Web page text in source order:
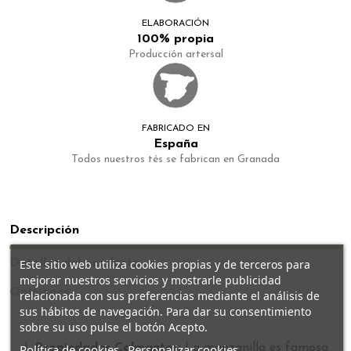
ELABORACIÓN
100% propia
Producción artersal
FABRICADO EN
España
Todos nuestros tés se fabrican en Granada
Descripción
Detalles del producto
Opiniones
Propiedades Calmantes:La manzanilla es famosa
Este sitio web utiliza cookies propias y de terceros para
mejorar nuestros servicios y mostrarle publicidad
relacionada con sus preferencias mediante el análisis de
sus hábitos de navegación. Para dar su consentimiento
sobre su uso pulse el botón Acepto.